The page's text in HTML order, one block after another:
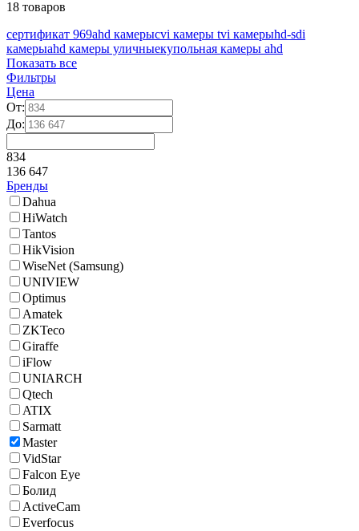
18 товаров
сертификат 969ahd камерыcvi камеры tvi камерыhd-sdi
камерыahd камеры уличныекупольная камеры ahd
Показать все
Фильтры
Цена
От:
До:
834
136 647
Бренды
Dahua
HiWatch
Tantos
HikVision
WiseNet (Samsung)
UNIVIEW
Optimus
Amatek
ZKTeco
Giraffe
iFlow
UNIARCH
Qtech
ATIX
Sarmatt
Master
VidStar
Falcon Eye
Болид
ActiveCam
Everfocus